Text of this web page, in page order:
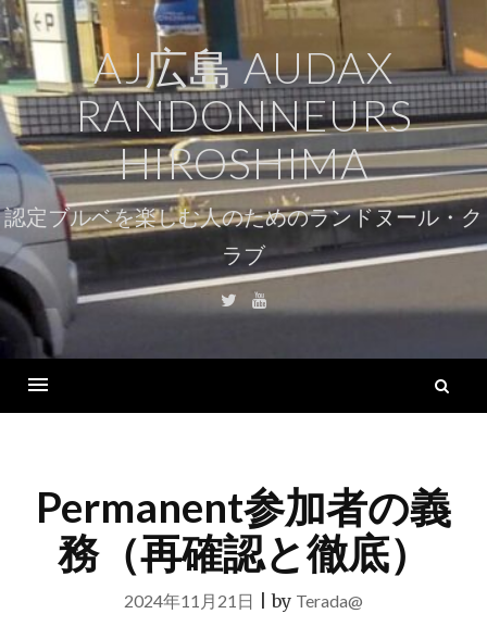
コ
ン
テ
ン
ツ
へ
キ
ッ
AJ広島 AUDAX
RANDONNEURS
HIROSHIMA
認定ブルベを楽しむ人のためのランドヌール・ク
ラブ
TwitterYoutube
Permanent参加者の義
務（再確認と徹底）
2024年11月21日 |by Terada@